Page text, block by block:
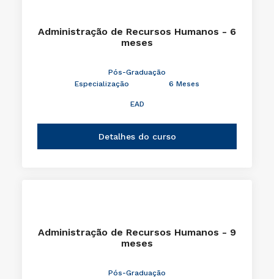
Administração de Recursos Humanos - 6
meses
Pós-Graduação
Especialização
6 Meses
EAD
Detalhes do curso
Administração de Recursos Humanos - 9
meses
Pós-Graduação